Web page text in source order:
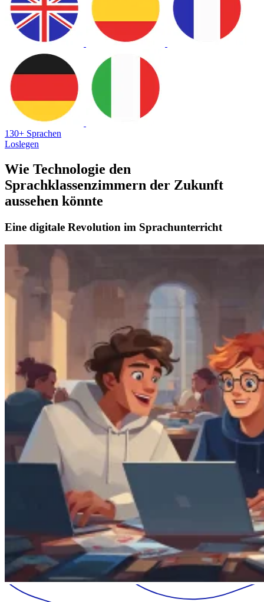
130+ Sprachen
Loslegen
Wie Technologie den
Sprachklassenzimmern der Zukunft
aussehen könnte
Eine digitale Revolution im Sprachunterricht